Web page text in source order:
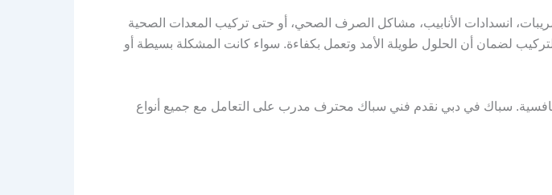
انسدادات الأنابيب، مشاكل الصرف الصحي، أو حتى تركيب المعدات الصحية
لضمان أن الحلول طويلة الأمد وتعمل بكفاءة. سواء كانت المشكلة بسيطة أو
سباك في دبي نقدم فني سباك محترف مدرب على التعامل مع جميع أنواع